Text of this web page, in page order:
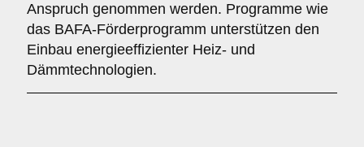
Anspruch genommen werden. Programme wie
das BAFA-Förderprogramm unterstützen den
Einbau energieeffizienter Heiz- und
Dämmtechnologien.